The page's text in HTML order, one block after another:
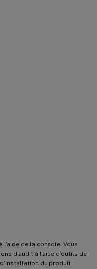
de la console. Vous
d’audit à l’aide d’outils de
du produit :